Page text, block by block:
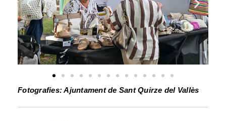
Fotografies: Ajuntament de Sant Quirze del Vallès